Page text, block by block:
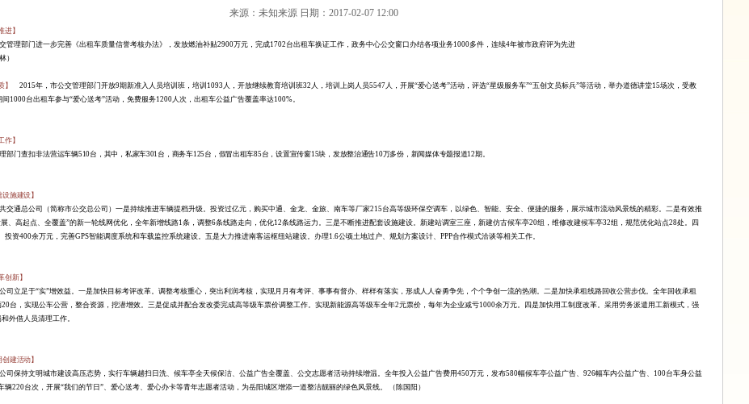
来源：未知来源 日期： 2017-02-07 12:00
进】
管理部门进一步完善《出租车质量信誉考核办法》，发放燃油补贴2900万元，完成1702 台出租车换证工作，政务中心公交窗口办结各项业务1000多件，连续4年被市政府评为先进
）
】 2015年，市公交管理部门开放9期新准入人员培训班，培训 1093 人，开放继续教育培训班32 人，培训上岗人员5547人，开展“爱心送考”活动，评选“星级服务车”“五创文员标兵”等活动，举办道德讲堂15场次，受教
间 1000台出租车参与“爱心送考”活动，免费服务1200人次，出租车公益广告覆盖率达100%。
作】
部门查扣非法营运车辆510台，其中，私家车301 台，商务车125 台，假冒出租车85 台，设置宣传窗15块，发放整治通告10万多份，新闻媒体专题报道12期。
施建设】
交通总公司（简称市公交总公司）一是持续推进车辆提档升级。投资过亿元，购买中通、金龙、金旅、南车等厂家215 台高等级环保空调车，以绿色、智能、安全、便捷的服务，展示城市流动风景线的精彩。二是有效推
展、高起点、全覆盖”的新一轮线网优化，全年新增线路1条，调整6条线路走向，优化12条线路运力。三是不断推进配套设施建设。新建站调室三座，新建仿古候车亭20组，维修改建候车亭32组，规范优化站点28处。四
投资400余万元，完善GPS智能调度系统和车载监控系统建设。五是大力推进南客运枢纽站建设。办理1.6公顷土地过户、规划方案设计、 PPP合作模式洽谈等相关工作。
创新】
司立足于“实”增效益。一是加快目标考评改革。调整考核重心，突出利润考核，实现月月有考评、事事有督办、样样有落实，形成人人奋勇争先，个个争创一流的热潮。二是加快承租线路回收公营步伐。全年回收承租
20台，实现公车公营，整合资源，挖潜增效。三是促成并配合发改委完成高等级车票价调整工作。实现新能源高等级车全年2元票价，每年为企业减亏1000余万元。四是加快用工制度改革。采用劳务派遣用工新模式，强
外借人员清理工作。
建活动】
司保持文明城市建设高压态势，实行车辆趟扫日洗、候车亭全天候保洁、公益广告全覆盖、公交志愿者活动持续增温。全年投入公益广告费用450万元，发布580幅候车亭公益广告、 926幅车内公益广告、 100台车身公益
辆220台次，开展“我们的节日”、爱心送考、爱心办卡等青年志愿者活动，为岳阳城区增添一道整洁靓丽的绿色风景线。 （陈国阳）